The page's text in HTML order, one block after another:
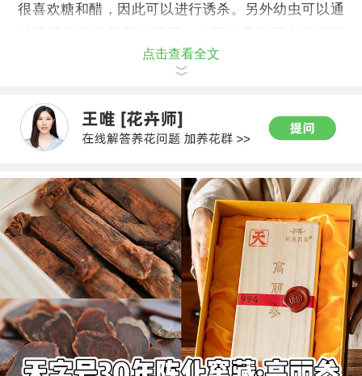
很喜欢糖和醋，因此可以进行诱杀。另外幼虫可以通
点击查看全文